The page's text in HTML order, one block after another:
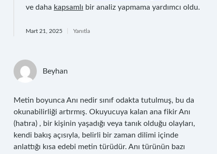
ve daha kapsamlı bir analiz yapmama yardımcı oldu.
Mart 21, 2025 Yanıtla
Beyhan
Metin boyunca Anı nedir sınıf odakta tutulmuş, bu da
okunabilirliği artırmış. Okuyucuya kalan ana fikir Anı
(hatıra) , bir kişinin yaşadığı veya tanık olduğu olayları,
kendi bakış açısıyla, belirli bir zaman dilimi içinde
anlattığı kısa edebi metin türüdür. Anı türünün bazı